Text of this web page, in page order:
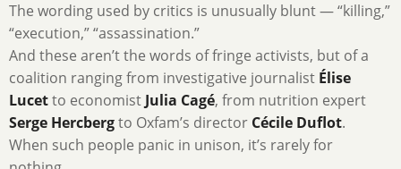
The wording used by critics is unusually blunt — “killing,”
“execution,” “assassination.”
And these aren’t the words of fringe activists, but of a
coalition ranging from investigative journalist Élise
Lucetto economist Julia Cagé, from nutrition expert
Serge Hercbergto Oxfam’s director Cécile Duflot.
When such people panic in unison, it’s rarely for